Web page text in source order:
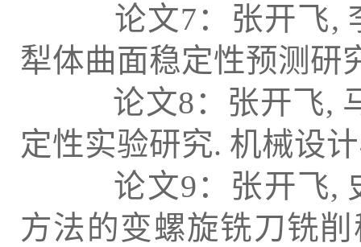
论文7：张开飞,
犁体曲面稳定性预测研
论文8：张开飞, 马
定性实验研究. 机械设
论文9：张开飞, 史
方法的变螺旋铣刀铣削